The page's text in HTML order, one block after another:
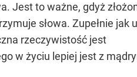
Jest to ważne, gdyż
słowa. Zupełnie jak
rzeczywistość jest
w życiu lepiej jest z